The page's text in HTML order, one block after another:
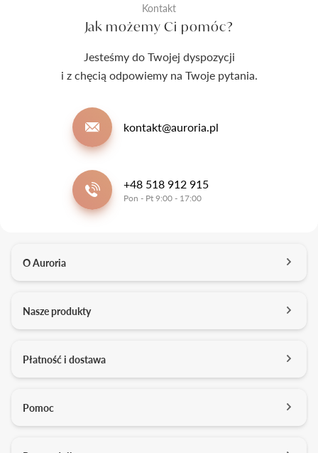
Kontakt
Jak możemy Ci pomóc?
Jesteśmy do Twojej dyspozycji
i z chęcią odpowiemy na Twoje pytania.
kontakt@auroria.pl
+48 518 912 915
Pon - Pt 9:00 - 17:00
O Auroria
Kontakt
Kariera
Studio projektowe
Nasze produkty
Obrączki ślubne
Usługi dodatkowe
Płatność i dostawa
Formy płatności
Pomoc